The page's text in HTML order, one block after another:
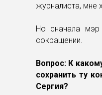
журналиста, мне
Но сначала мэр
сокращении.
Вопрос: К
сохранить ту
Сергия?